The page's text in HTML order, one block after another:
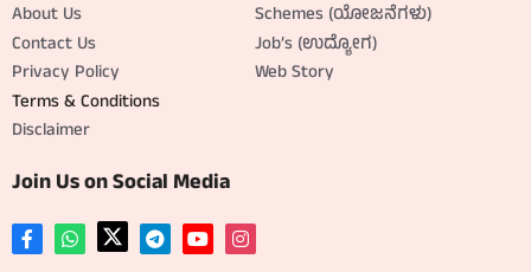
About Us
Contact Us
Privacy Policy
Terms & Conditions
Disclaimer
Schemes (ಯೋಜನೆಗಳು)
Job’s (ಉದ್ಯೋಗ)
Web Story
Join Us on Social Media